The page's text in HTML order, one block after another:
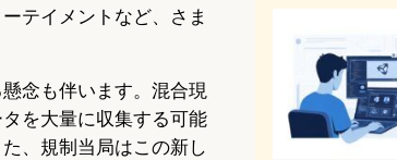
テイメントなど、さま
念も伴います。混合現
を大量に収集する可能
、規制当局はこの新し